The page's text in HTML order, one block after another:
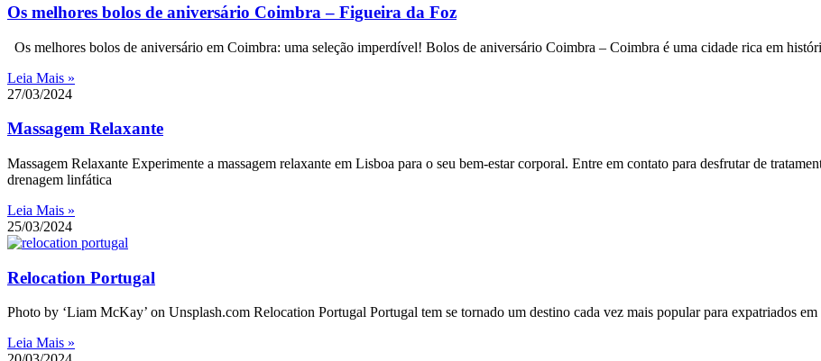
Os melhores bolos de aniversário Coimbra – Figueira da Foz
Os melhores bolos de aniversário em Coimbra: uma seleção imperdível! Bolos de aniversário Coimbra – Coimbra é uma cidade rica em
Leia Mais »
27/03/2024
Massagem Relaxante
Massagem Relaxante Experimente a massagem relaxante em Lisboa para o seu bem-estar corporal. Entre em contato para desfrutar de
drenagem linfática
Leia Mais »
25/03/2024
Relocation Portugal
Photo by ‘Liam McKay’ on Unsplash.com Relocation Portugal Portugal tem se tornado um destino cada vez mais popular para expatriados
Leia Mais »